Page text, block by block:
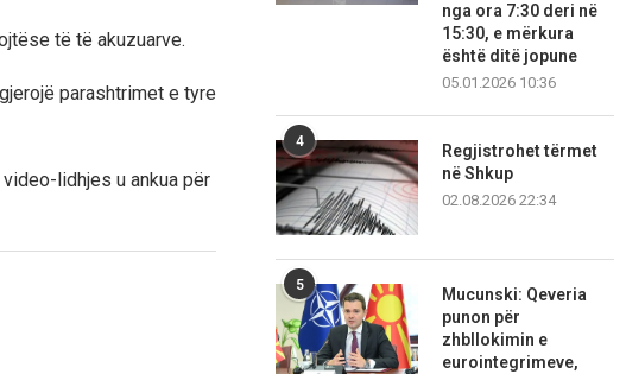
të të akuzuarve.
parashtrimet e tyre
lidhjes u ankua për
nga ora 7:30 deri në
15:30, e mërkura
është ditë jopune
05.01.2026 10:36
4
Regjistrohet tërmet
në Shkup
02.08.2026 22:34
5
Mucunski: Qeveria
punon për
zhbllokimin e
eurointegrimeve,